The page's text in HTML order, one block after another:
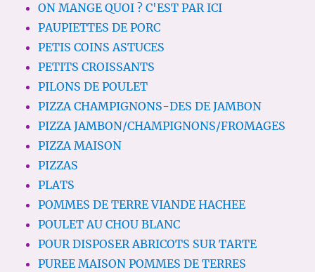
ON MANGE QUOI ? C'EST PAR ICI
PAUPIETTES DE PORC
PETIS COINS ASTUCES
PETITS CROISSANTS
PILONS DE POULET
PIZZA CHAMPIGNONS-DES DE JAMBON
PIZZA JAMBON/CHAMPIGNONS/FROMAGES
PIZZA MAISON
PIZZAS
PLATS
POMMES DE TERRE VIANDE HACHEE
POULET AU CHOU BLANC
POUR DISPOSER ABRICOTS SUR TARTE
PUREE MAISON POMMES DE TERRES